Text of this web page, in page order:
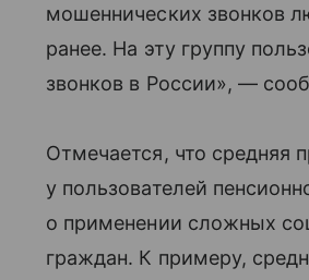
мошеннических звонков
ранее. На эту группу
звонков в России», —
Отмечается, что средняя
у пользователей
о применении сложных
граждан. К примеру,